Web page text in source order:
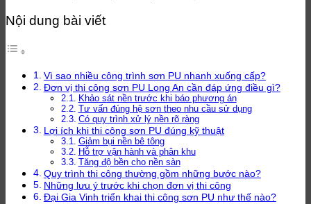
Nội dung bài viết
Vì sao nhiều công trình sơn PU nhanh xuống cấp?
Đơn vị thi công sơn PU Long An cần đáp ứng điều gì?
Khảo sát nền trước khi báo phương án
Tư vấn đúng hệ sơn theo nhu cầu sử dụng
Có quy trình xử lý nền rõ ràng
Lợi ích khi thi công sơn PU đúng kỹ thuật
Giảm bụi nền bê tông
Hỗ trợ vận hành và phân khu
Tăng độ bền cho nền sàn
Quy trình thi công thường gồm những bước nào?
Những lưu ý trước khi chọn đơn vị thi công
Đại Gia Vinh triển khai thi công sơn PU như thế nào?